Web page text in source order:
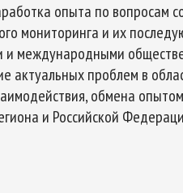
опыта по вопросам
мониторинга и их
и международными
актуальных проблем в
обмена
и Российской